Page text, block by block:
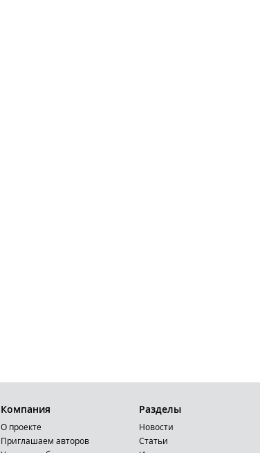
Компания
О проекте
Приглашаем авторов
Разделы
Новости
Статьи